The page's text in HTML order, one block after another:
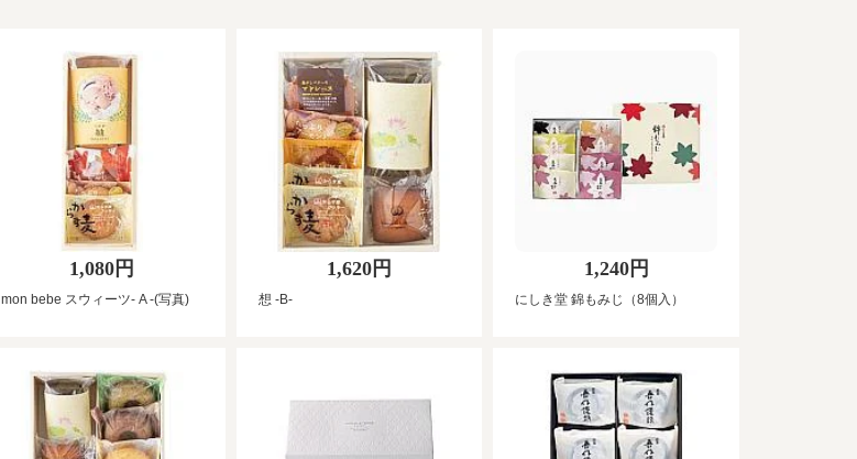
1,080円
mon bebe スウィーツ- A -(写真)
1,620円
想 -B-
1,240円
にしき堂 錦もみじ（8個入）